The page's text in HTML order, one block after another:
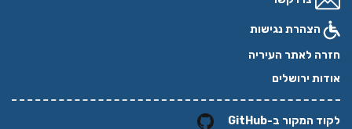
הצהרת נגישות
חזרה לאתר העיריה
אודות ירושלים
לקוד המקור ב-GitHub